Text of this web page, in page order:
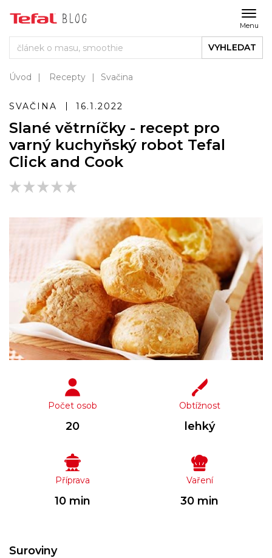
Menu
VYHLEDAT
Úvod Recepty Svačina
SVAČINA 16.1.2022
Slané větrníčky - recept pro
varný kuchyňský robot Tefal
Click and Cook
Počet osob
20
Obtížnost
lehký
Příprava
10 min
Vaření
30 min
Suroviny